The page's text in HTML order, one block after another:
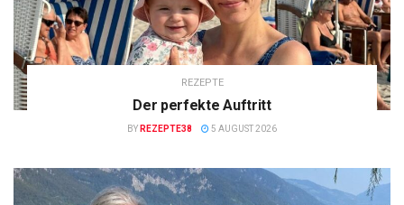
REZEPTE
Der perfekte Auftritt
BY REZEPTE38 5 AUGUST 2026